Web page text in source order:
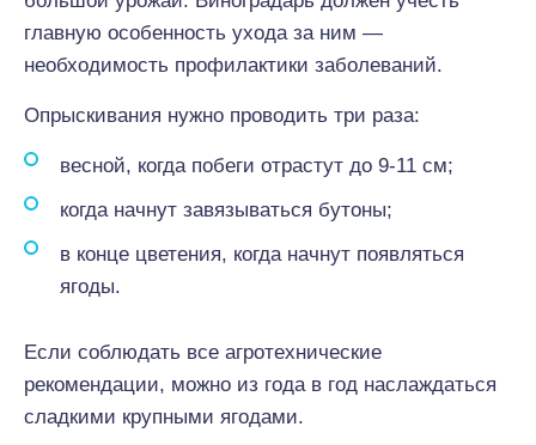
главную особенность ухода за ним —
необходимость профилактики заболеваний.
Опрыскивания нужно проводить три раза:
весной, когда побеги отрастут до 9-11 см;
когда начнут завязываться бутоны;
в конце цветения, когда начнут появляться
ягоды.
Если соблюдать все агротехнические
рекомендации, можно из года в год наслаждаться
сладкими крупными ягодами.